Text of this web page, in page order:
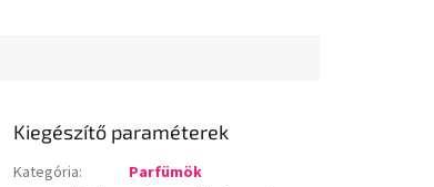
Kiegészítő paraméterek
Kategória:
Parfümök